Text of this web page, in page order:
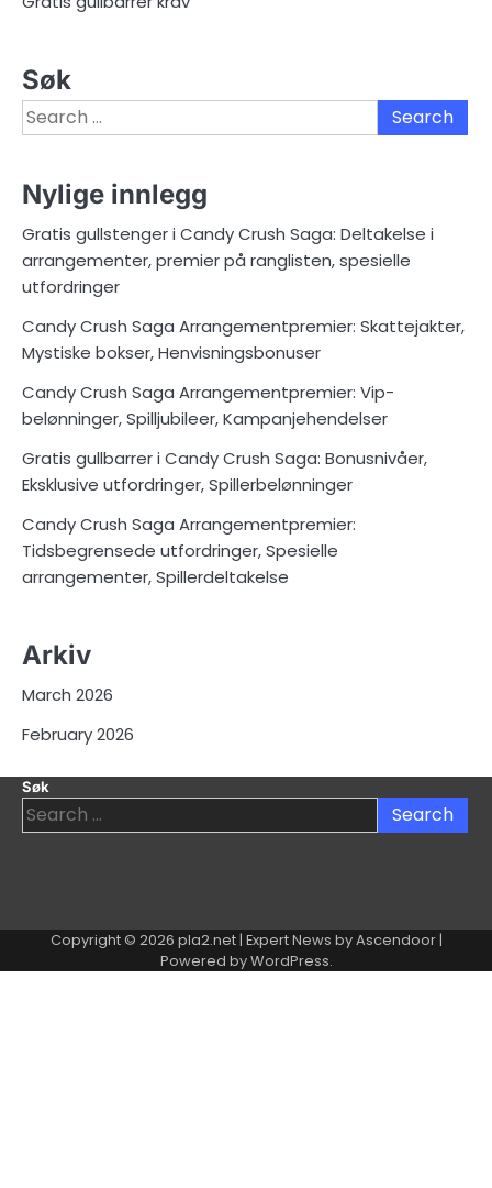
Søk
Search
for:
Nylige innlegg
Gratis gullstenger i Candy Crush Saga: Deltakelse i
arrangementer, premier på ranglisten, spesielle
utfordringer
Candy Crush Saga Arrangementpremier: Skattejakter,
Mystiske bokser, Henvisningsbonuser
Candy Crush Saga Arrangementpremier: Vip-
belønninger, Spilljubileer, Kampanjehendelser
Gratis gullbarrer i Candy Crush Saga: Bonusnivåer,
Eksklusive utfordringer, Spillerbelønninger
Candy Crush Saga Arrangementpremier:
Tidsbegrensede utfordringer, Spesielle
arrangementer, Spillerdeltakelse
Arkiv
March 2026
February 2026
Søk
Search
for:
Copyright © 2026 pla2.net| Expert News byAscendoor|
Powered byWordPress.